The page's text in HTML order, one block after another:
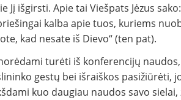
Jį išgirsti. Apie tai Viešpats Jėzus
kalba apie tuos, kuriems
kad nesate iš Dievo“ (ten pat).
turėti iš konferencijų
gestų bei išraiškos pa­sižiūrėti,
kuo daugiau naudos sa­vo